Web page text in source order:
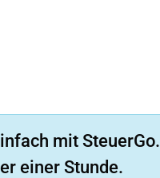
mit SteuerGo.
einer Stunde.